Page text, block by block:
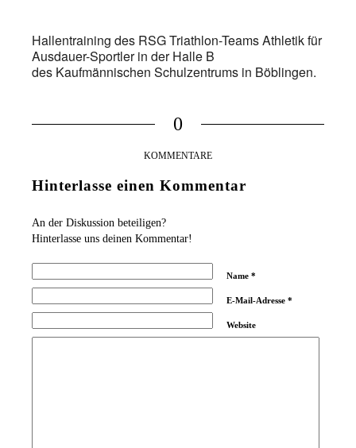
Hallentraining des RSG Triathlon-Teams Athletik für
Ausdauer-Sportler in der Halle B
des Kaufmännischen Schulzentrums in Böblingen.
0
KOMMENTARE
Hinterlasse einen Kommentar
An der Diskussion beteiligen?
Hinterlasse uns deinen Kommentar!
Name*
E-Mail-Adresse*
Website